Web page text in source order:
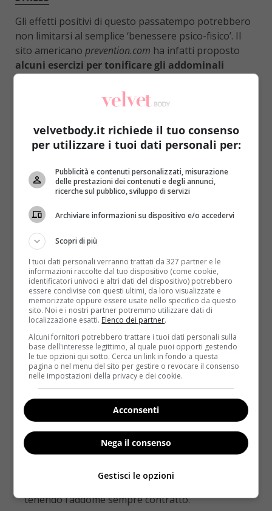
Gli effetti positivi di questo passatempo potrebbero
non limitarsi al semplice ‘benessere psico-fisico’. Il
sito americano prevention.com ha infatti proposto
alcuni esercizi per tonificare gli addominali
proprio mentre si cammina (meglio se in salita,
almeno per qualche breve tratto)
una certa postura e compiere determinati
movimenti. Il risultati arrivano nel giro di un paio di
mesi.
Oscillare le braccia a ritmo sostenuto: questo
gesto permette di camminare più velocemente,
spingere il corpo in avanti e lavorare sul
girovita. Si riesce ad attivare lo psoas (detto ‘il
muscolo dell’anima’) e ad agire direttamente
sull’adipe.
Mimare dei pugni: così facendo si aumenta la
frequenza cardiaca,si velocizza il metabolismo e
si potenziano addominali e schiena
possono essere tirati in avanti o verso l’altro,
tenendo l’addome sempre contratto.
velvetbody.it richiede il tuo consenso
per utilizzare i tuoi dati personali per:
Pubblicità e contenuti personalizzati, misurazione
delle prestazioni dei contenuti e degli annunci,
ricerche sul pubblico, sviluppo di servizi
Archiviare informazioni su dispositivo e/o accedervi
Scopri di più
I tuoi dati personali verranno trattati da 327 partner e le
informazioni raccolte dal tuo dispositivo (come cookie,
identificatori univoci e altri dati del dispositivo) potrebbero
essere condivise con questi ultimi, da loro visualizzate e
memorizzate oppure essere usate nello specifico da questo
sito. Noi e i nostri partner potremmo utilizzare dati di
localizzazione esatti. Elenco dei partner.
Alcuni fornitori potrebbero trattare i tuoi dati personali sulla
base dell'interesse legittimo, al quale puoi opporti gestendo
le tue opzioni qui sotto. Cerca un link in fondo a questa
pagina o nel menu del sito per gestire o revocare il consenso
nelle impostazioni della privacy e dei cookie.
Acconsenti
Nega il consenso
Gestisci le opzioni